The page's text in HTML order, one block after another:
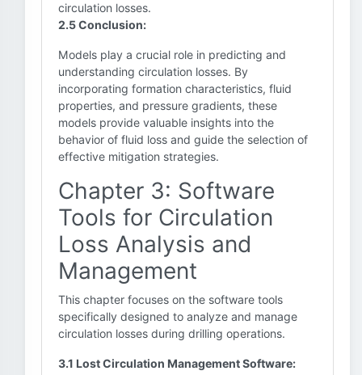
circulation losses.
2.5 Conclusion:
Models play a crucial role in predicting and
understanding circulation losses. By
incorporating formation characteristics, fluid
properties, and pressure gradients, these
models provide valuable insights into the
behavior of fluid loss and guide the selection of
effective mitigation strategies.
Chapter 3: Software
Tools for Circulation
Loss Analysis and
Management
This chapter focuses on the software tools
specifically designed to analyze and manage
circulation losses during drilling operations.
3.1 Lost Circulation Management Software: